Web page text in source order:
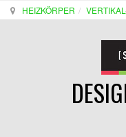
HEIZKÖRPER